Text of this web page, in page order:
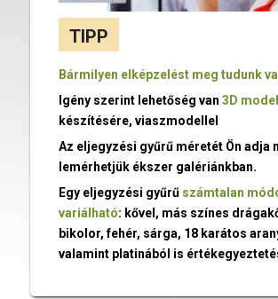
TIPP
Bármilyen elképzelést meg tudunk
Igény szerint lehetőség van 3D modell
készítésére, viaszmodellel
Az eljegyzési gyűrű méretét Ön adja
lemérhetjük ékszer galériánkban.
Egy eljegyzési gyűrű számtalan
variálható: kővel, más színes
bikolor, fehér, sárga, 18 karátos
valamint platinából is